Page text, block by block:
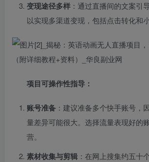
变现途径多样 ：通过直播间的文案引
以实现多渠道变现，包括点击转化和
项目可操作性指导：
账号准备 ：建议准备多个快手账号，
量差异可能很大。选择流量表现好的
营。
素材收集与剪辑 ：在网上搜集约五十